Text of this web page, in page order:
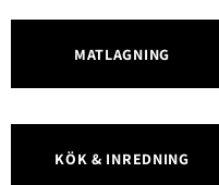
MATLAGNING
KÖK & INREDNING